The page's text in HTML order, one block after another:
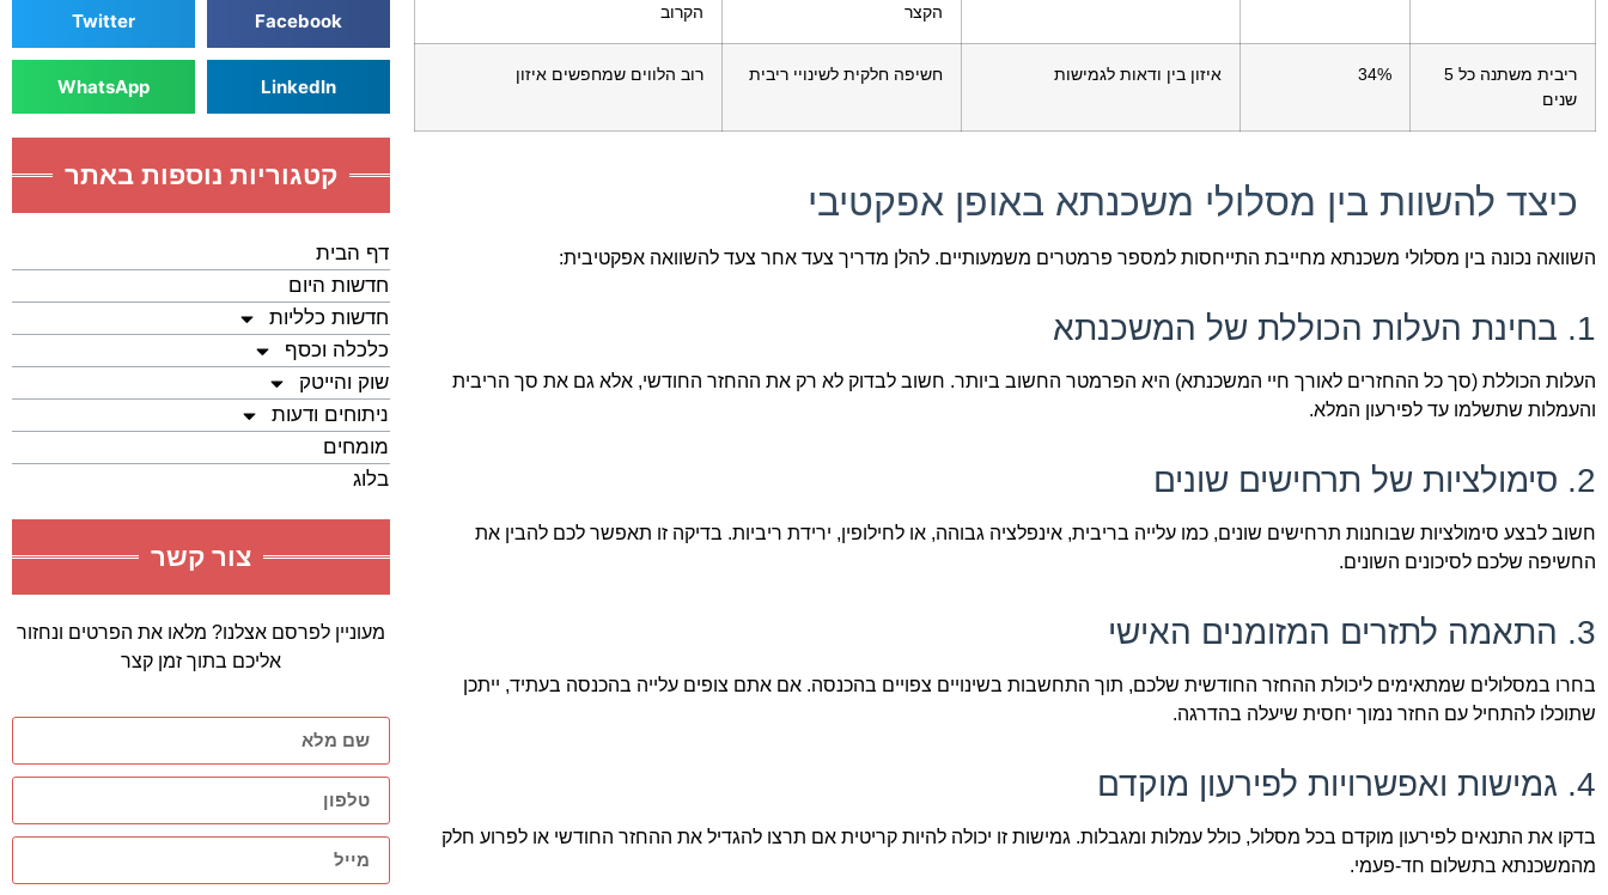
הקצר
הקרוב
ריבית משתנה כל 5
שנים
34% איזון בין ודאות לגמישות חשיפה חלקית לשינויי ריבית רוב הלווים שמחפשים איזון
כיצד להשוות בין מסלולי משכנתא באופן אפקטיבי
השוואה נכונה בין מסלולי משכנתא מחייבת התייחסות למספר פרמטרים משמעותיים. להלן מדריך צעד אחר צעד להשוואה אפקטיבית:
1. בחינת העלות הכוללת של המשכנתא
העלות הכוללת (סך כל ההחזרים לאורך חיי המשכנתא) היא הפרמטר החשוב ביותר. חשוב לבדוק לא רק את ההחזר החודשי, אלא גם את סך הריבית
והעמלות שתשלמו עד לפירעון המלא.
2. סימולציות של תרחישים שונים
חשוב לבצע סימולציות שבוחנות תרחישים שונים, כמו עלייה בריבית, אינפלציה גבוהה, או לחילופין, ירידת ריביות. בדיקה זו תאפשר לכם להבין את
החשיפה שלכם לסיכונים השונים.
3. התאמה לתזרים המזומנים האישי
בחרו במסלולים שמתאימים ליכולת ההחזר החודשית שלכם, תוך התחשבות בשינויים צפויים בהכנסה. אם אתם צופים עלייה בהכנסה בעתיד, ייתכן
שתוכלו להתחיל עם החזר נמוך יחסית שיעלה בהדרגה.
4. גמישות ואפשרויות לפירעון מוקדם
בדקו את התנאים לפירעון מוקדם בכל מסלול, כולל עמלות ומגבלות. גמישות זו יכולה להיות קריטית אם תרצו להגדיל את ההחזר החודשי או לפרוע חלק
מהמשכנתא בתשלום חד-פעמי.
Facebook
Twitter
LinkedIn
WhatsApp
קטגוריות נוספות באתר
דף הבית
חדשות היום
חדשות כלליות
כלכלה וכסף
שוק והייטק
ניתוחים ודעות
מומחים
בלוג
צור קשר
מעוניין לפרסם אצלנו? מלאו את הפרטים ונחזור
אליכם בתוך זמן קצר